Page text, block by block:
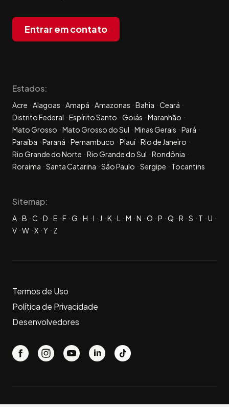
Entrar em contato
Estados:
Acre Alagoas Amapá Amazonas Bahia
Ceará
Distrito Federal
Espírito Santo Goiás
Maranhão
Mato Grosso
Mato Grosso do Sul Minas Gerais
Pará
Paraíba
Paraná Pernambuco Piauí Rio de Janeiro
Rio Grande do Norte
Rio Grande do Sul
Rondônia
Roraima
Santa Catarina São Paulo Sergipe Tocantins
Sitemap:
A B C D E F G H I J K L M N O P Q R S T
U
V W X Y Z
Termos de Uso
Política de Privacidade
Desenvolvedores